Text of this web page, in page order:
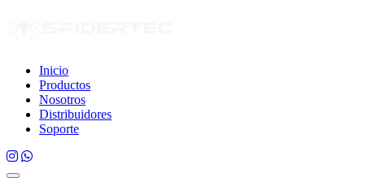
Inicio
Productos
Nosotros
Distribuidores
Soporte